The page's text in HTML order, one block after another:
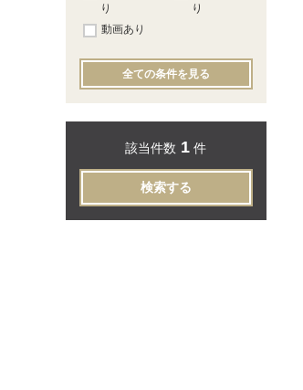
り
り
動画あり
全ての条件を見る
該当件数 1 件
検索する